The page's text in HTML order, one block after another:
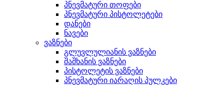
პნევმატური თოფები
პნევმატური პისტოლეტები
დანები
ნავები
ვაზნები
გლუვლულიანის ვაზნები
შაშხანის ვაზნები
პისტოლეტის ვაზნები
პნევმატური იარაღის პულკები